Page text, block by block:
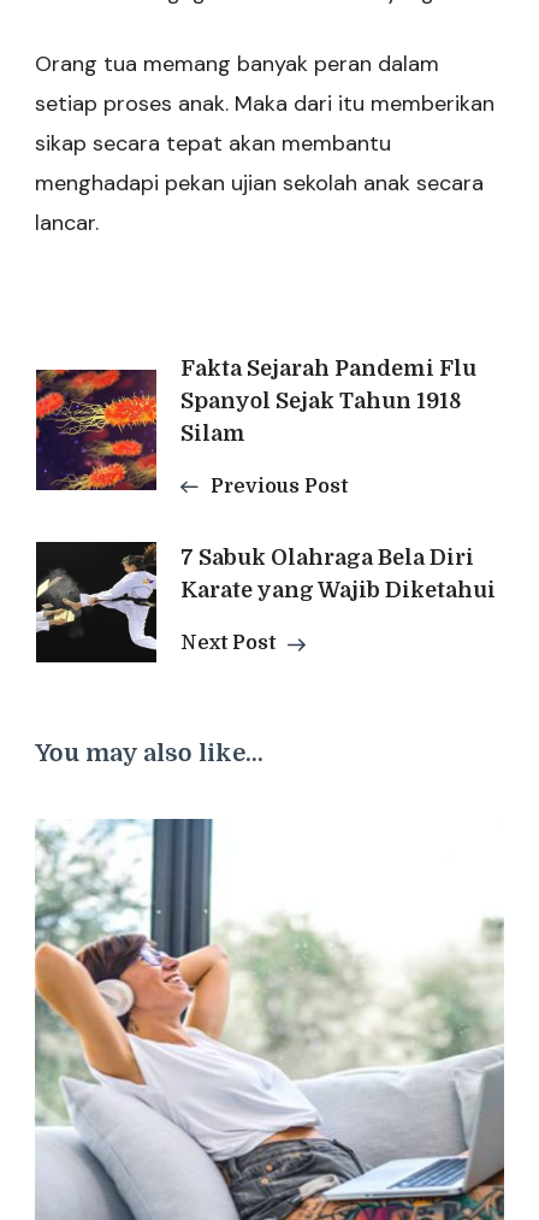
Orang tua memang banyak peran dalam
setiap proses anak. Maka dari itu memberikan
sikap secara tepat akan membantu
menghadapi pekan ujian sekolah anak secara
lancar.
Post
Navigation
Fakta Sejarah Pandemi Flu
Spanyol Sejak Tahun 1918
Silam
Previous Post
7 Sabuk Olahraga Bela Diri
Karate yang Wajib Diketahui
Next Post
You may also like...